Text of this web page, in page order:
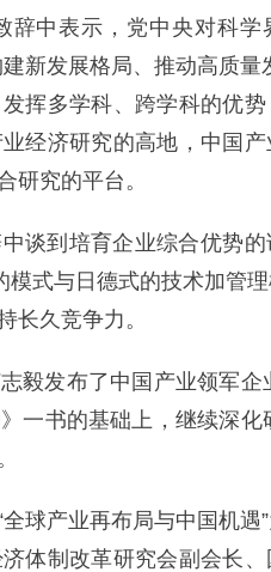
辞中表示，党中央对科学
新发展格局、推动高质量
挥多学科、跨学科的优
经济研究的高地，中国产
研究的平台。
谈到培育企业综合优势
式与日德式的技术加管理
长久竞争力。
毅发布了中国产业领军企
一书的基础上，继续深化
球产业再布局与中国机遇
体制改革研究会副会长